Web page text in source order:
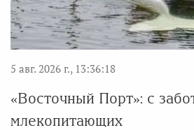
5 авг. 2026 г., 13:36:18
«Восточный Порт»: с
млекопитающих